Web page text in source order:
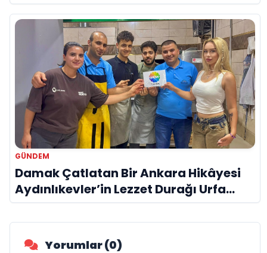
GÜNDEM
Damak Çatlatan Bir Ankara Hikâyesi
Aydınlıkevler’in Lezzet Durağı Urfa
Damak
Yorumlar (0)